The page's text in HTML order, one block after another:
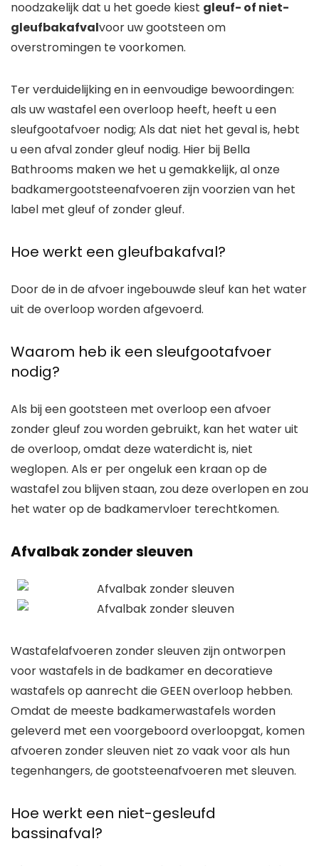
noodzakelijk dat u het goede kiest gleuf- of niet-
gleufbakafvalvoor uw gootsteen om
overstromingen te voorkomen.
Ter verduidelijking en in eenvoudige bewoordingen:
als uw wastafel een overloop heeft, heeft u een
sleufgootafvoer nodig; Als dat niet het geval is, hebt
u een afval zonder gleuf nodig. Hier bij Bella
Bathrooms maken we het u gemakkelijk, al onze
badkamergootsteenafvoeren zijn voorzien van het
label met gleuf of zonder gleuf.
Hoe werkt een gleufbakafval?
Door de in de afvoer ingebouwde sleuf kan het water
uit de overloop worden afgevoerd.
Waarom heb ik een sleufgootafvoer
nodig?
Als bij een gootsteen met overloop een afvoer
zonder gleuf zou worden gebruikt, kan het water uit
de overloop, omdat deze waterdicht is, niet
weglopen. Als er per ongeluk een kraan op de
wastafel zou blijven staan, zou deze overlopen en zou
het water op de badkamervloer terechtkomen.
Afvalbak zonder sleuven
Wastafelafvoeren zonder sleuven zijn ontworpen
voor wastafels in de badkamer en decoratieve
wastafels op aanrecht die GEEN overloop hebben.
Omdat de meeste badkamerwastafels worden
geleverd met een voorgeboord overloopgat, komen
afvoeren zonder sleuven niet zo vaak voor als hun
tegenhangers, de gootsteenafvoeren met sleuven.
Hoe werkt een niet-gesleufd
bassinafval?